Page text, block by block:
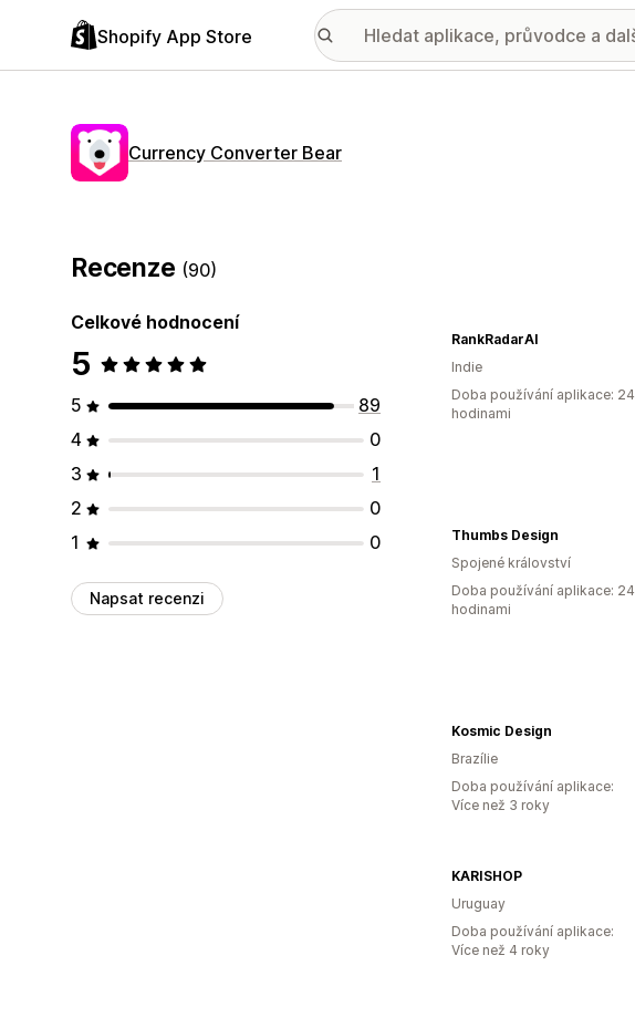
Shopify App Store
Currency Converter Bear
Recenze (90)
Celkové hodnocení
5
5
89
4
0
3
1
2
0
1
0
Napsat recenzi
RankRadarAI
Indie
Doba používání aplikace: 24
hodinami
Thumbs Design
Spojené království
Doba používání aplikace: 24
hodinami
Kosmic Design
Brazílie
Doba používání aplikace:
Více než 3 roky
KARISHOP
Uruguay
Doba používání aplikace:
Více než 4 roky